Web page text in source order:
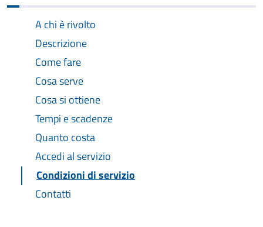
A chi è rivolto
Descrizione
Come fare
Cosa serve
Cosa si ottiene
Tempi e scadenze
Quanto costa
Accedi al servizio
Condizioni di servizio
Contatti